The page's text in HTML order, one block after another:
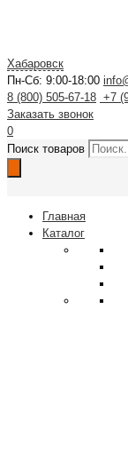
Хабаровск
Пн-Сб: 9:00-18:00
8 (800) 505-67-18 +7
Заказать звонок
0
Поиск товаров
Главная
Каталог